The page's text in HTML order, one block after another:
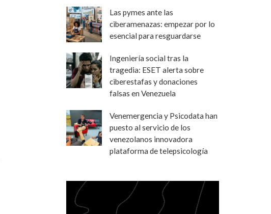
Las pymes ante las
ciberamenazas: empezar por lo
esencial para resguardarse
Ingeniería social tras la
tragedia: ESET alerta sobre
ciberestafas y donaciones
falsas en Venezuela
Venemergencia y Psicodata han
puesto al servicio de los
venezolanos innovadora
plataforma de telepsicología